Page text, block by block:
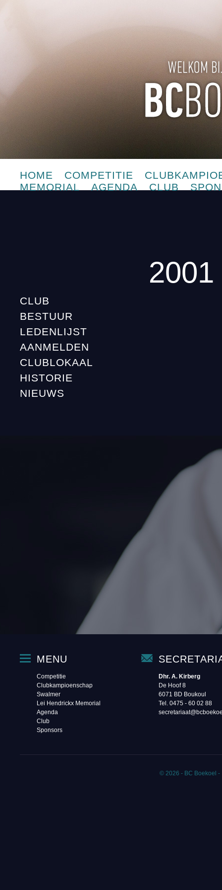
HOME COMPETITIE
MEMORIAL
AGENDA CLUB
CLUB
BESTUUR
LEDENLIJST
AANMELDEN
CLUBLOKAAL
HISTORIE
NIEUWS
2001
MENU
Competitie
Clubkampioenschap
Swalmer
Lei Hendrickx Memorial
Agenda
Club
Sponsors
Dhr. A. Kirberg
De Hoof 8
6071 BD Boukoul
Tel. 0475 - 60 02 88‬
© 2026 - BC Boekoel